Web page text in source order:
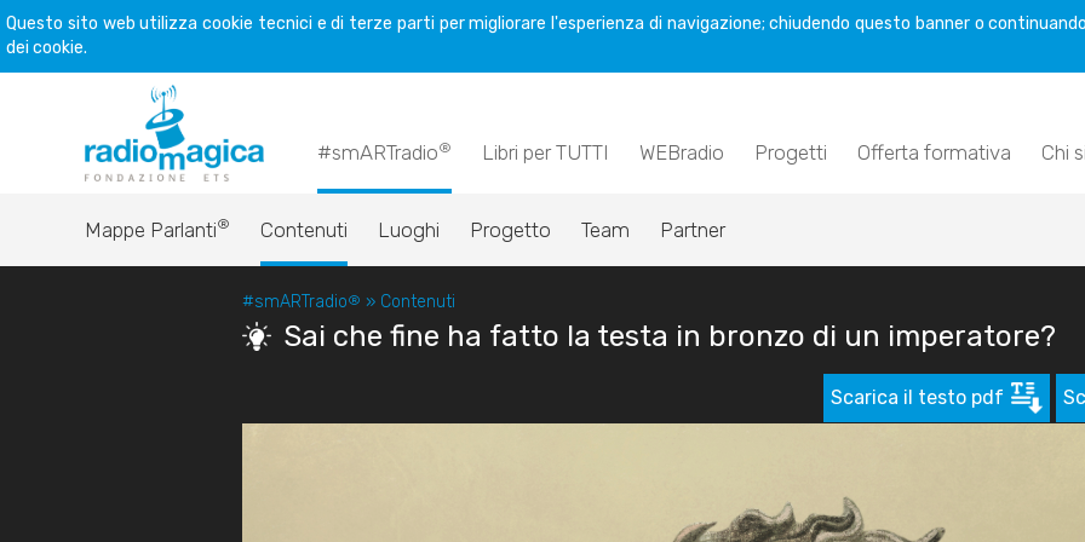
Questo sito web utilizza cookie tecnici e di terze parti per migliorare l'esperienza di navigazione; chiudendo questo banner o
dei cookie.
#smARTradio® Libri per TUTTI WEBradio Progetti Offerta formativa Chi
Mappe Parlanti® Contenuti Luoghi Progetto Team Partner
#smARTradio® » Contenuti
Sai che fine ha fatto la testa in bronzo di un imperatore?
Scarica il testo pdf